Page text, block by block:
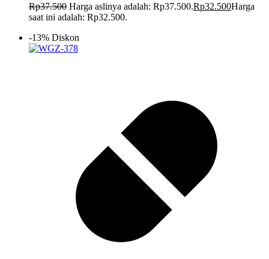
Rp37.500 Harga aslinya adalah: Rp37.500.Rp32.500Harga
saat ini adalah: Rp32.500.
-13% Diskon